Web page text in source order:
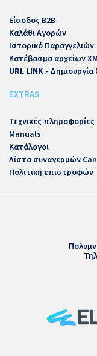
Είσοδος B2B
Καλάθι Αγορών
Ιστορικό Παραγγελιών
Κατέβασμα αρχείων
URL LINK - Δημιουργία
EXTRAS
Τεχνικές πληροφορίες
Manuals
Κατάλογοι
Λίστα συναγερμών
Πολιτική επιστροφών